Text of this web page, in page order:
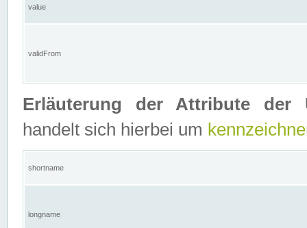
value
validFrom
Erläuterung der Attribute der
handelt sich hierbei um
shortname
longname